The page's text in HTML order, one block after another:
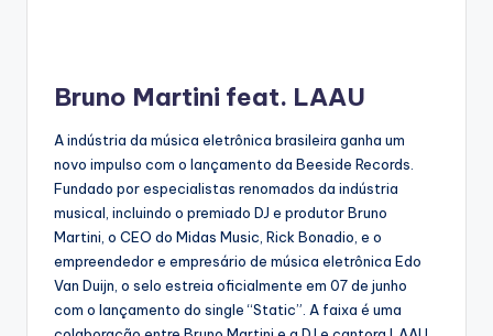
Bruno Martini feat. LAAU
A indústria da música eletrônica brasileira ganha um
novo impulso com o lançamento da Beeside Records.
Fundado por especialistas renomados da indústria
musical, incluindo o premiado DJ e produtor Bruno
Martini, o CEO do Midas Music, Rick Bonadio, e o
empreendedor e empresário de música eletrônica Edo
Van Duijn, o selo estreia oficialmente em 07 de junho
com o lançamento do single “Static”. A faixa é uma